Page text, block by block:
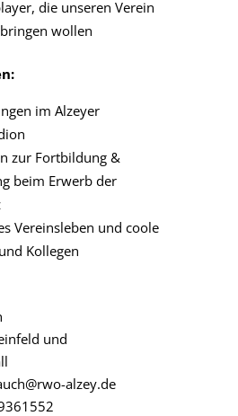
die unseren Verein
wollen
im Alzeyer
zur Fortbildung &
beim Erwerb der
Vereinsleben und coole
Kollegen
und
alzey.de